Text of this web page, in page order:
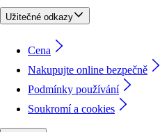
Užitečné odkazy
Cena
Nakupujte online bezpečně
Podmínky používání
Soukromí a cookies